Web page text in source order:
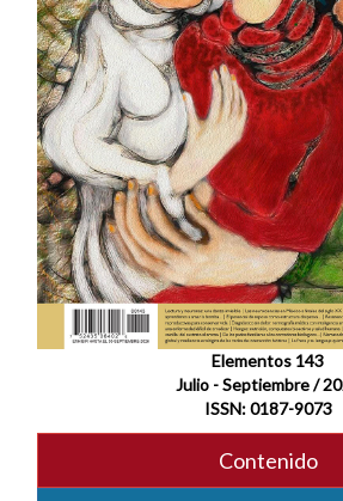
Elementos 143
Julio - Septiembre /
ISSN: 0187-9073
Contenido